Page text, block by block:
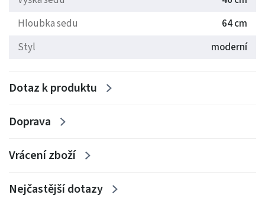
Vlastnosti:
Rám: borovicové a bukové dřevo, dřevotříska
Výplň sedáků a polštářů - použita měkká Pur pěna
Hloubka sedu
64 cm
Styl
moderní
Dotaz k produktu
Doprava
Vrácení zboží
Nejčastější dotazy